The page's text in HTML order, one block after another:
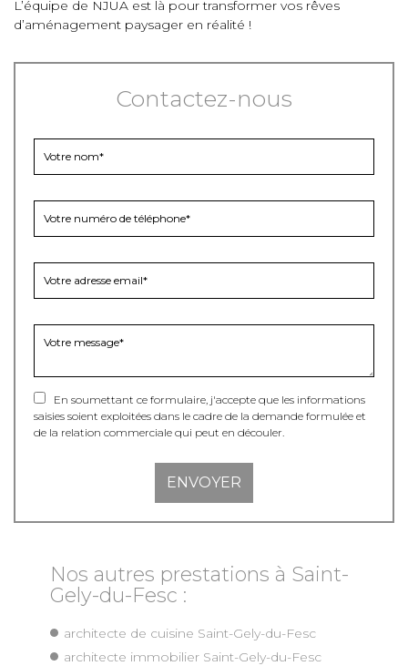
L’équipe de NJUA est là pour transformer vos rêves
d’aménagement paysager en réalité !
Contactez-nous
En soumettant ce formulaire, j'accepte que les informations
saisies soient exploitées dans le cadre de la demande formulée et
de la relation commerciale qui peut en découler.
Nos autres prestations à Saint-
Gely-du-Fesc :
architecte de cuisine Saint-Gely-du-Fesc
architecte immobilier Saint-Gely-du-Fesc